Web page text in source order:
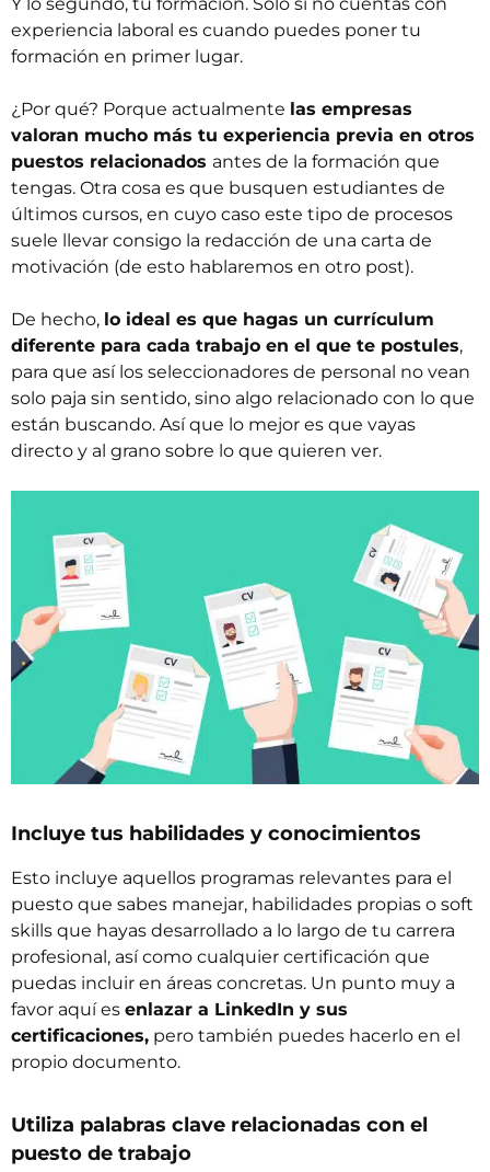
experiencia laboral es cuando puedes poner tu
formación en primer lugar.
¿Por qué? Porque actualmente las empresas
valoran mucho más tu experiencia previa en otros
puestos relacionados antes de la formación que
tengas. Otra cosa es que busquen estudiantes de
últimos cursos, en cuyo caso este tipo de procesos
suele llevar consigo la redacción de una carta de
motivación (de esto hablaremos en otro post).
De hecho, lo ideal es que hagas un currículum
diferente para cada trabajo en el que te postules,
para que así los seleccionadores de personal no vean
solo paja sin sentido, sino algo relacionado con lo que
están buscando. Así que lo mejor es que vayas
directo y al grano sobre lo que quieren ver.
Incluye tus habilidades y conocimientos
Esto incluye aquellos programas relevantes para el
puesto que sabes manejar, habilidades propias o soft
skills que hayas desarrollado a lo largo de tu carrera
profesional, así como cualquier certificación que
puedas incluir en áreas concretas. Un punto muy a
favor aquí es enlazar a LinkedIn y sus
certificaciones, pero también puedes hacerlo en el
propio documento.
Utiliza palabras clave relacionadas con el
puesto de trabajo